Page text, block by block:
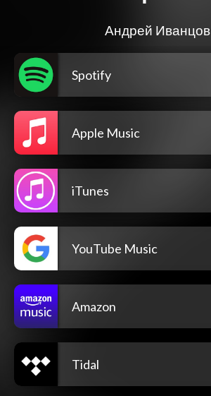
Андрей Иванцов
Spotify
Apple Music
iTunes
YouTube Music
Amazon
Tidal